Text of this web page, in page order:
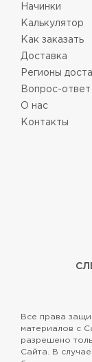
Начинки
Калькулятор
Как заказать
Доставка
Регионы
Вопрос-ответ
О нас
Контакты
Все права
материалов с
разрешено
Сайта. В